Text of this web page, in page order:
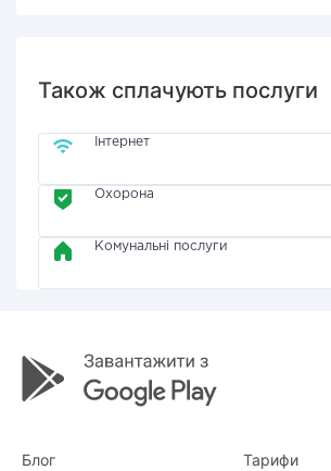
Також сплачують послуги
Інтернет
Охорона
Комунальні послуги
Блог Тарифи